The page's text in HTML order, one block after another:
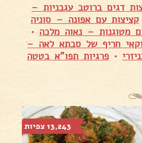
דגים ברוטב עגבניות –
קציצות עם אפונה – סוניה
מטוגנות – נאוה מלכה •
חריף של סבתא לאה –
•פרגיות תפו"א בטטה
13,243 צפיות